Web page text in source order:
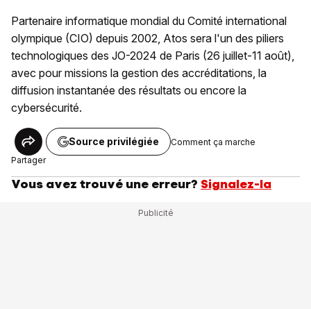
Partenaire informatique mondial du Comité international
olympique (CIO) depuis 2002, Atos sera l'un des piliers
technologiques des JO-2024 de Paris (26 juillet-11 août),
avec pour missions la gestion des accréditations, la
diffusion instantanée des résultats ou encore la
cybersécurité.
Partager
Source privilégiée Comment ça marche
Vous avez trouvé une erreur? Signalez-la